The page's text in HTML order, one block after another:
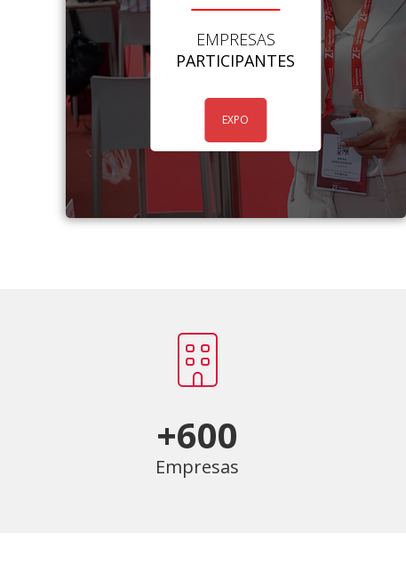
EMPRESAS
PARTICIPANTES
EXPO
+600
Empresas